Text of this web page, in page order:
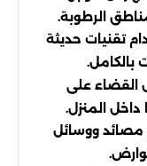
الرطوبة.
تقنيات حديثة
بالكامل.
القضاء على
المنزل.
مصائد ووسائل